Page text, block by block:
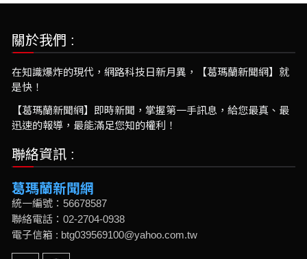
關於我們 :
在知識爆炸的現代，網路科技日新月異，【葛瑪蘭新聞網】就
是快！
【葛瑪蘭新聞網】即時新聞，掌握第一手訊息，給您最真、最
迅速的報導，最能滿足您知的權利！
聯絡資訊 :
葛瑪蘭新聞網
統一編號：56678587
聯絡電話：02-2704-0938
電子信箱 : btg039569100@yahoo.com.tw